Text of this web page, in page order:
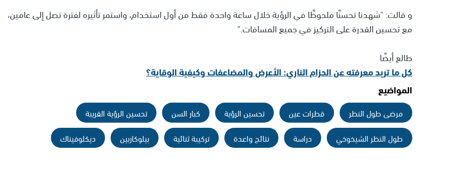
و قالت: "شهدنا تحسنًا ملحوظًا في الرؤية خلال ساعة واحدة فقط من أول استخدام، واستمر تأثيره لفترة تصل إلى عامين،
مع تحسين القدرة على التركيز في جميع المسافات."
طالع أيضًا
كل ما تريد معرفته عن الحزام الناري: الأعرض والمضاعفات وكيفية الوقاية؟
المواضيع
مرضى طول النظر قطرات عين تحسين الرؤية كبار السن
تحسين الرؤية القريبة
طول النظر الشيخوخي
دراسة نتائج واعدة تركيبة ثنائية بيلوكاربين ديكلوفيناك